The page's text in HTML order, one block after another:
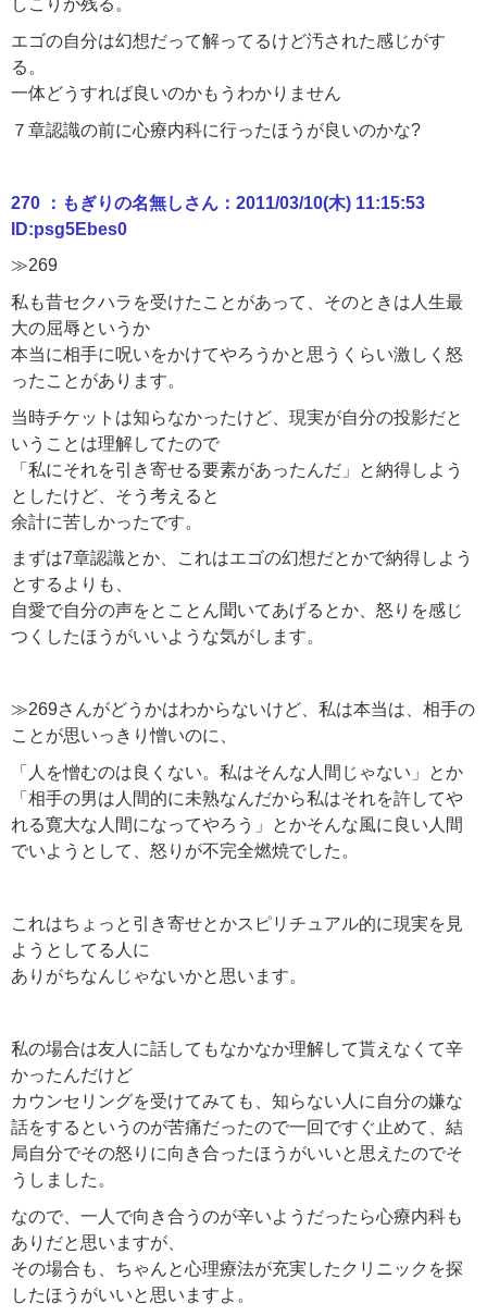
しこりが残る。
エゴの自分は幻想だって解ってるけど汚された感じがす
る。
一体どうすれば良いのかもうわかりません
７章認識の前に心療内科に行ったほうが良いのかな?
270 ：もぎりの名無しさん：2011/03/10(木) 11:15:53
ID:psg5Ebes0
≫269
私も昔セクハラを受けたことがあって、そのときは人生最
大の屈辱というか
本当に相手に呪いをかけてやろうかと思うくらい激しく怒
ったことがあります。
当時チケットは知らなかったけど、現実が自分の投影だと
いうことは理解してたので
「私にそれを引き寄せる要素があったんだ」と納得しよう
としたけど、そう考えると
余計に苦しかったです。
まずは7章認識とか、これはエゴの幻想だとかで納得しよう
とするよりも、
自愛で自分の声をとことん聞いてあげるとか、怒りを感じ
つくしたほうがいいような気がします。
≫269さんがどうかはわからないけど、私は本当は、相手の
ことが思いっきり憎いのに、
「人を憎むのは良くない。私はそんな人間じゃない」とか
「相手の男は人間的に未熟なんだから私はそれを許してや
れる寛大な人間になってやろう」とかそんな風に良い人間
でいようとして、怒りが不完全燃焼でした。
これはちょっと引き寄せとかスピリチュアル的に現実を見
ようとしてる人に
ありがちなんじゃないかと思います。
私の場合は友人に話してもなかなか理解して貰えなくて辛
かったんだけど
カウンセリングを受けてみても、知らない人に自分の嫌な
話をするというのが苦痛だったので一回ですぐ止めて、結
局自分でその怒りに向き合ったほうがいいと思えたのでそ
うしました。
なので、一人で向き合うのが辛いようだったら心療内科も
ありだと思いますが、
その場合も、ちゃんと心理療法が充実したクリニックを探
したほうがいいと思いますよ。